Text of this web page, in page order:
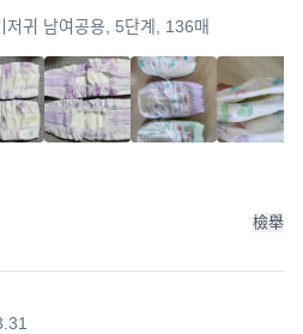
저귀 남여공용, 5단계, 136매
檢舉